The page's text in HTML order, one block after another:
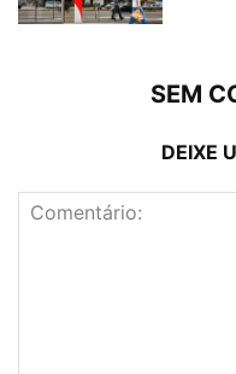
SEM
DEIXE